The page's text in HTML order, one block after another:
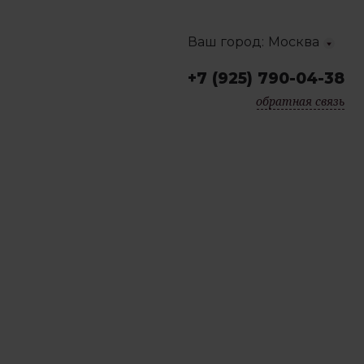
Ваш город: Москва
Краснодар
+7 (925) 790-04-38
обратная связь